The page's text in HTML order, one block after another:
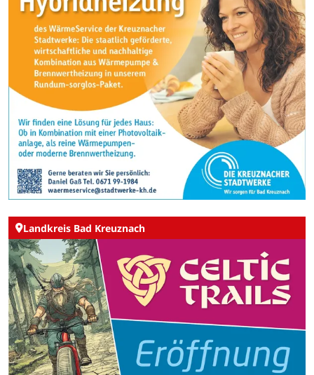
Landkreis Bad Kreuznach